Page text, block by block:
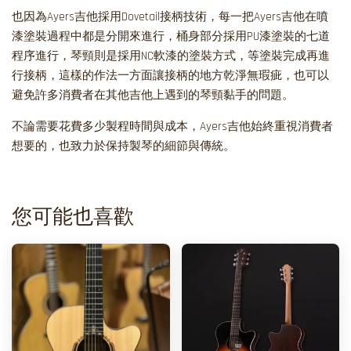
也因為Ayers吉他採用Dovetail接柄技術，每一把Ayers吉他在噴
漆塗裝過程中都是分開來進行，桶身部分採用PU漆塗裝的七道
程序進行，琴頸則是採用NC軟漆的塗裝方式，等塗裝完成再進
行接柄，這樣的作法一方面讓接柄的地方乾淨無瑕疵，也可以
避免許多消費者在其他吉他上遇到的琴頸黏手的問題。
不論需要花費多少製程時間與成本，Ayers吉他始終重視消費者
想要的，也致力於保持製琴的細節與傳統。
您可能也喜歡